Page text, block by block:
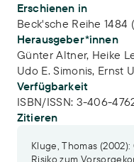
Erschienen in
Beck'sche Reihe 1484
Herausgeber*innen
Günter Altner, Heike
Udo E. Simonis, Ernst
Verfügbarkeit
ISBN/ISSN: 3-406-
Zitieren
Kluge, Thomas
Risiko zum